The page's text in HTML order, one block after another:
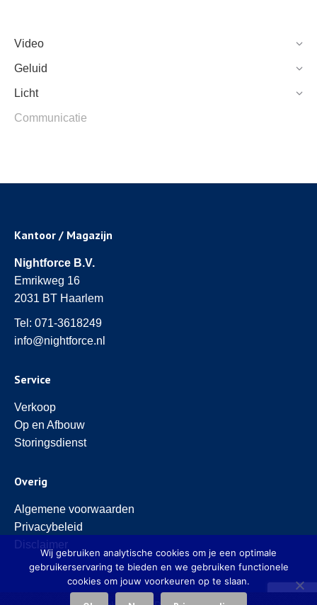
Video
Geluid
Licht
Communicatie
Kantoor / Magazijn
Nightforce B.V.
Emrikweg 16
2031 BT Haarlem
Tel: 071-3618249
info@nightforce.nl
Service
Verkoop
Op en Afbouw
Storingsdienst
Overig
Algemene voorwaarden
Privacybeleid
Disclaimer
Wij gebruiken analytische cookies om je een optimale
gebruikerservaring te bieden en we gebruiken functionele
cookies om jouw voorkeuren op te slaan.